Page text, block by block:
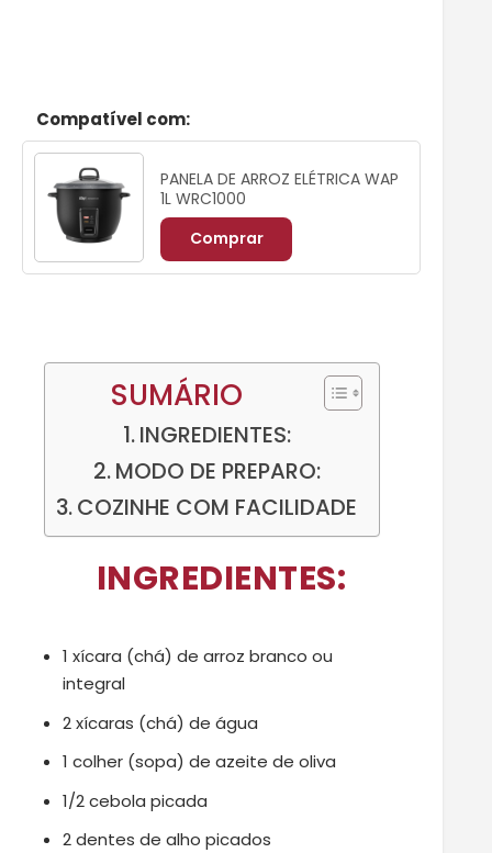
Compatível com:
PANELA DE ARROZ ELÉTRICA WAP
1L WRC1000
Comprar
SUMÁRIO
INGREDIENTES:
MODO DE PREPARO:
COZINHE COM FACILIDADE
INGREDIENTES:
1 xícara (chá) de arroz branco ou
integral
2 xícaras (chá) de água
1 colher (sopa) de azeite de oliva
1/2 cebola picada
2 dentes de alho picados